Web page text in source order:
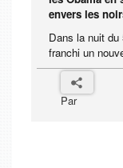
envers les
Dans la nuit du
franchi un
Par